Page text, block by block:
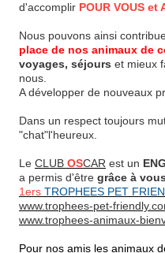
d'accomplir POUR VOUS et
Nous pouvons ainsi
place de nos animaux de
voyages, séjours et mieux
nous.
A développer de nouveaux
Dans un respect toujours
"chat"l'heureux.
Le CLUB OSCAR est un
a permis d'être grâce à
1ers TROPHEES PET
www.trophees-pet-
www.trophees-animaux-
Pour nos amis les animaux